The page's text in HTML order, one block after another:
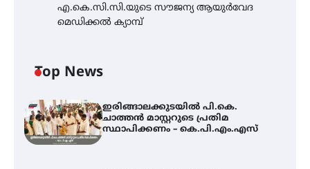
എ.കെ.സി.സി.യുടെ സൗജന്യ ആയുർവേദ
മെഡിക്കൽ ക്യാമ്പ്
Top News
ഇരിങ്ങാലക്കുടയിൽ പി.കെ.
ചാത്തൻ മാസ്റ്ററുടെ പ്രതിമ
സ്ഥാപിക്കണം – കെ.പി.എം.എസ്